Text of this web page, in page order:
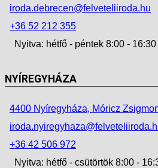
iroda.debrecen@felveteliiroda.hu
+36 52 212 355
Nyitva: hétfő - péntek 8:00 - 16:30
NYÍREGYHÁZA
4400 Nyíregyháza, Móricz
+36 42 506 972
Nyitva: hétfő - csütörtök 8:00 -